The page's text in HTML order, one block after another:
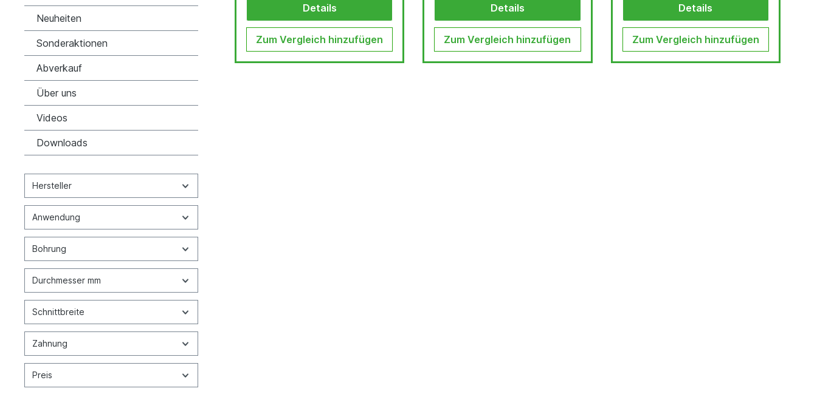
Neuheiten
Sonderaktionen
Abverkauf
Über uns
Videos
Downloads
Hersteller
Anwendung
Bohrung
Durchmesser mm
Schnittbreite
Zahnung
Preis
Details
Zum Vergleich hinzufügen
Details
Zum Vergleich hinzufügen
Details
Zum Vergleich hinzufügen